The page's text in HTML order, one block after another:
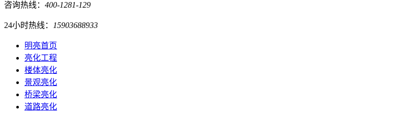
咨询热线： 400-1281-129
24小时热线： 15903688933
明亮首页
亮化工程
楼体亮化
景观亮化
桥梁亮化
道路亮化